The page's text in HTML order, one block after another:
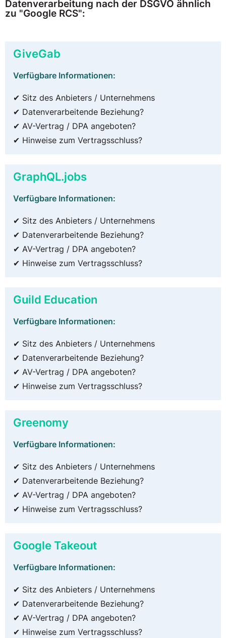
Datenverarbeitung nach der DSGVO ähnlich
zu "Google RCS":
GiveGab
Verfügbare Informationen:
✔ Sitz des Anbieters / Unternehmens
✔ Datenverarbeitende Beziehung?
✔ AV-Vertrag / DPA angeboten?
✔ Hinweise zum Vertragsschluss?
GraphQL.jobs
Verfügbare Informationen:
✔ Sitz des Anbieters / Unternehmens
✔ Datenverarbeitende Beziehung?
✔ AV-Vertrag / DPA angeboten?
✔ Hinweise zum Vertragsschluss?
Guild Education
Verfügbare Informationen:
✔ Sitz des Anbieters / Unternehmens
✔ Datenverarbeitende Beziehung?
✔ AV-Vertrag / DPA angeboten?
✔ Hinweise zum Vertragsschluss?
Greenomy
Verfügbare Informationen:
✔ Sitz des Anbieters / Unternehmens
✔ Datenverarbeitende Beziehung?
✔ AV-Vertrag / DPA angeboten?
✔ Hinweise zum Vertragsschluss?
Google Takeout
Verfügbare Informationen:
✔ Sitz des Anbieters / Unternehmens
✔ Datenverarbeitende Beziehung?
✔ AV-Vertrag / DPA angeboten?
✔ Hinweise zum Vertragsschluss?